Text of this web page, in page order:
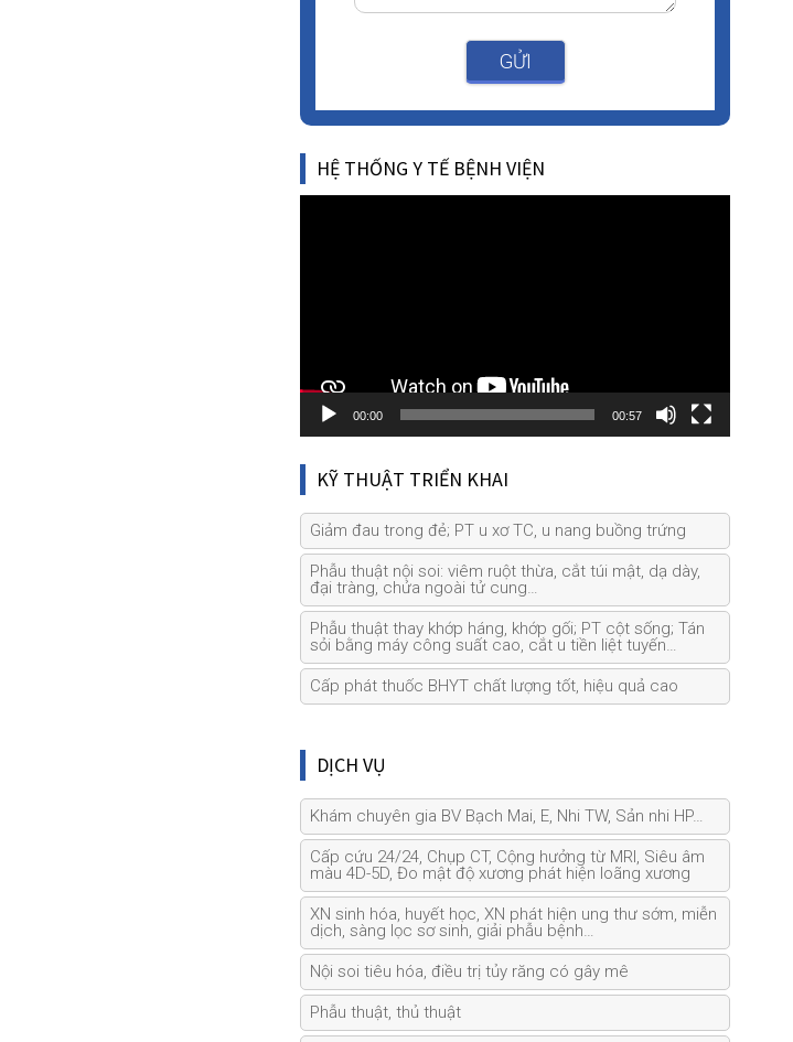
GỬI
HỆ THỐNG Y TẾ BỆNH VIỆN
Video
00:00 00:57
KỸ THUẬT TRIỂN KHAI
Giảm đau trong đẻ; PT u xơ TC, u nang buồng trứng
Phẫu thuật nội soi: viêm ruột thừa, cắt túi mật, dạ dày,
đại tràng, chửa ngoài tử cung…
Phẫu thuật thay khớp háng, khớp gối; PT cột sống; Tán
sỏi bằng máy công suất cao, cắt u tiền liệt tuyến…
Cấp phát thuốc BHYT chất lượng tốt, hiệu quả cao
DỊCH VỤ
Khám chuyên gia BV Bạch Mai, E, Nhi TW, Sản nhi HP…
Cấp cứu 24/24, Chụp CT, Cộng hưởng từ MRI, Siêu âm
màu 4D-5D, Đo mật độ xương phát hiện loãng xương
XN sinh hóa, huyết học, XN phát hiện ung thư sớm, miễn
dịch, sàng lọc sơ sinh, giải phẫu bệnh…
Nội soi tiêu hóa, điều trị tủy răng có gây mê
Phẫu thuật, thủ thuật